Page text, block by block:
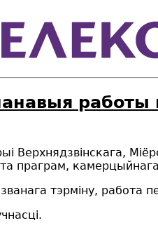
работы
Верхнядзвінскага,
праграм,
тэрміну, работа